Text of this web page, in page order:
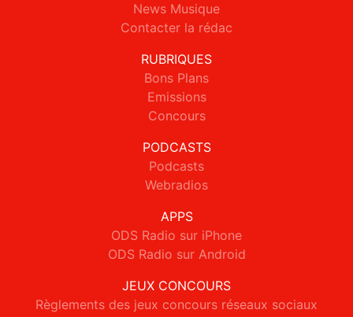
News Musique
Contacter la rédac
RUBRIQUES
Bons Plans
Emissions
Concours
PODCASTS
Podcasts
Webradios
APPS
ODS Radio sur iPhone
ODS Radio sur Android
JEUX CONCOURS
Règlements des jeux concours réseaux sociaux